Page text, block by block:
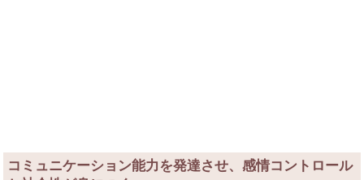
コミュニケーション能力を発達させ、感情コントロール